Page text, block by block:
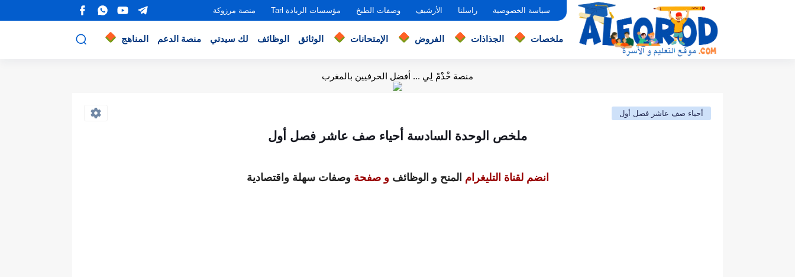
سياسة الخصوصية راسلنا الأرشيف وصفات الطبخ مؤسسات الريادة Tarl منصة مرزوكة
ملخصات الجذاذات الفروض الإمتحانات الوثائق الوظائف لك سيدتي منصة الدعم المناهج
منصة خْدْمْ لِي ... أفضل الحرفيين بالمغرب
أحياء صف عاشر فصل أول
ملخص الوحدة السادسة أحياء صف عاشر فصل أول
انضم لقناة التليغرام المنح و الوظائف و صفحة وصفات سهلة واقتصادية